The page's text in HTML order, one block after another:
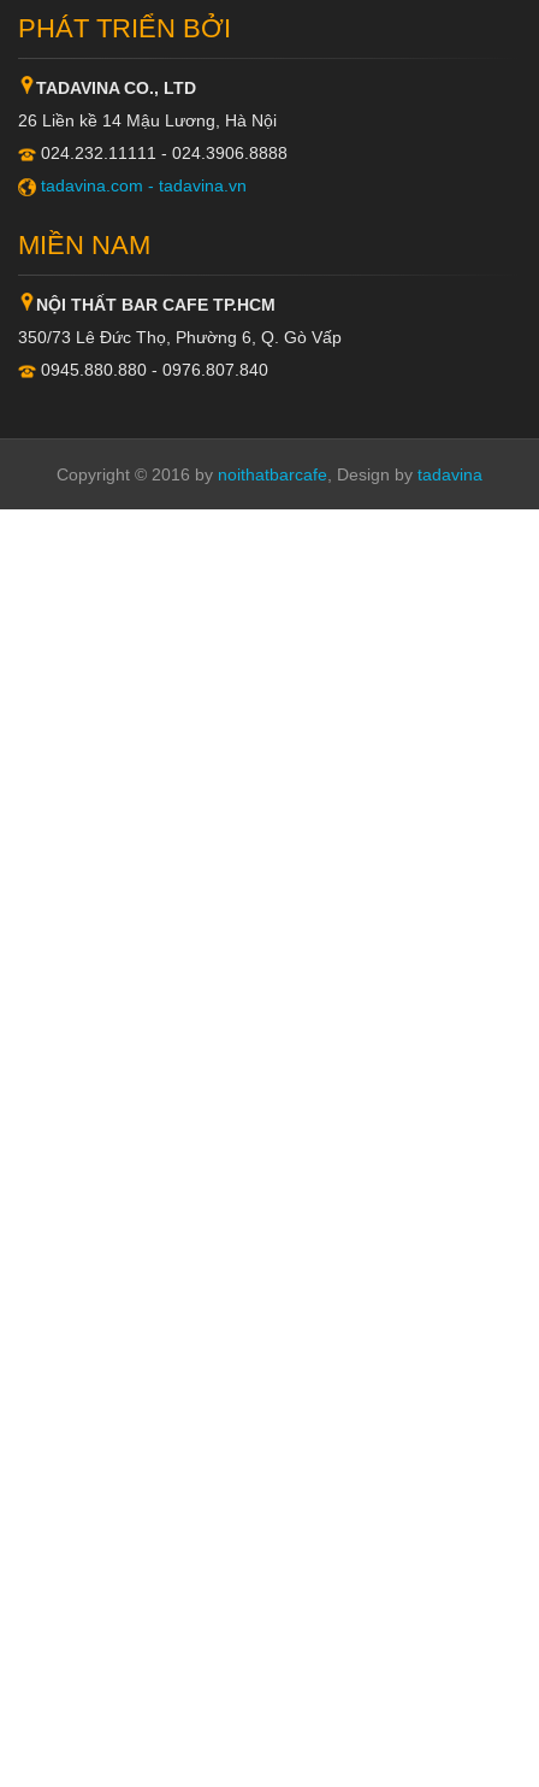
PHÁT TRIỂN BỞI
TADAVINA CO., LTD
26 Liền kề 14 Mậu Lương, Hà Nội
024.232.11111 - 024.3906.8888
tadavina.com - tadavina.vn
MIỀN NAM
NỘI THẤT BAR CAFE TP.HCM
350/73 Lê Đức Thọ, Phường 6, Q. Gò Vấp
0945.880.880 - 0976.807.840
Copyright © 2016 by noithatbarcafe , Design by tadavina